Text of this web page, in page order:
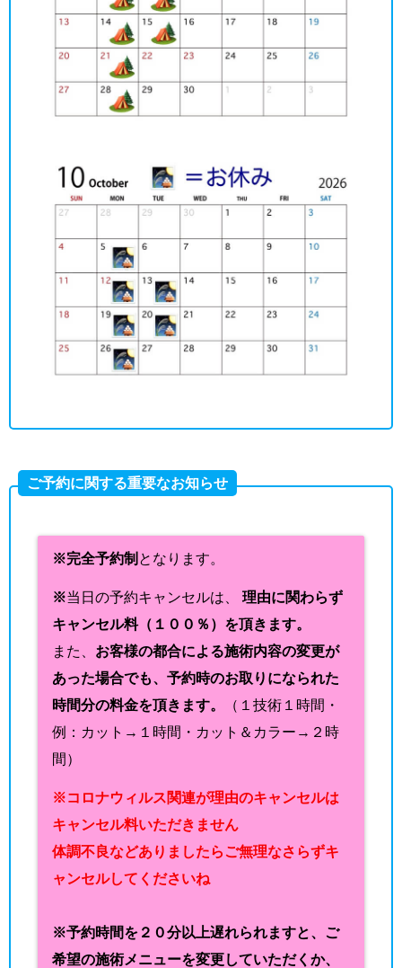
ご予約に関する重要なお知らせ
※完全予約制 となります。
※当日の予約キャンセルは、 理由に関わらず
キャンセル料（１００％）を頂きます。
また、 お客様の都合による施術内容の変更が
あった場合でも、予約時のお取りになられた
時間分の料金を頂きます。
（１技術１時間・
例：カット→１時間・カット＆カラー→２時
間）
※コロナウィルス関連が理由のキャンセルは
キャンセル料いただきません
体調不良などありましたらご無理なさらずキ
ャンセルしてくださいね
※予約時間を２０分以上遅れられますと、ご
希望の施術メニューを変更していただくか、